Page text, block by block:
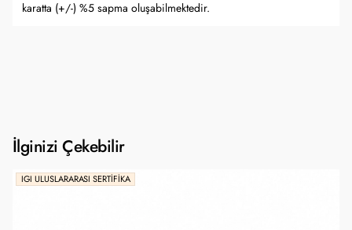
karatta (+/-) %5 sapma oluşabilmektedir.
İlginizi Çekebilir
IGI ULUSLARARASI SERTIFIKA